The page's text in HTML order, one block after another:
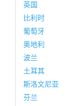
英国
比利时
葡萄牙
奥地利
波兰
土耳其
斯洛文尼亚
芬兰